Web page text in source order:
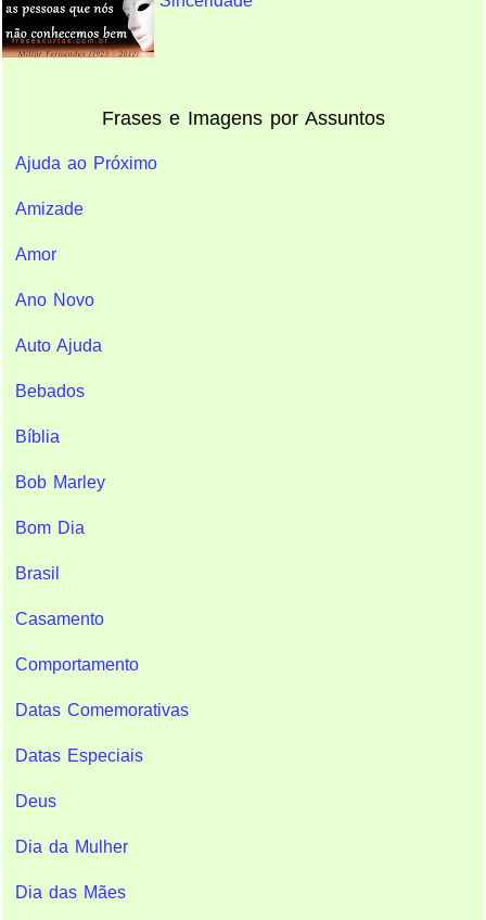
Frases e Imagens por Assuntos
Ajuda ao Próximo
Amizade
Amor
Ano Novo
Auto Ajuda
Bebados
Bíblia
Bob Marley
Bom Dia
Brasil
Casamento
Comportamento
Datas Comemorativas
Datas Especiais
Deus
Dia da Mulher
Dia das Mães